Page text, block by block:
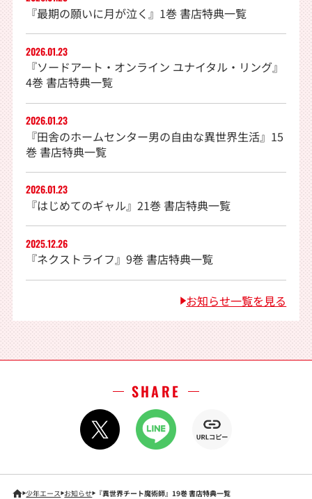
『最期の願いに月が泣く』1巻 書店特典一覧
2026.01.23
『ソードアート・オンライン ユナイタル・リング』
4巻 書店特典一覧
2026.01.23
『田舎のホームセンター男の自由な異世界生活』15
巻 書店特典一覧
2026.01.23
『はじめてのギャル』21巻 書店特典一覧
2025.12.26
『ネクストライフ』9巻 書店特典一覧
お知らせ一覧を見る
SHARE
少年エース お知らせ 『異世界チート魔術師』19巻 書店特典一覧